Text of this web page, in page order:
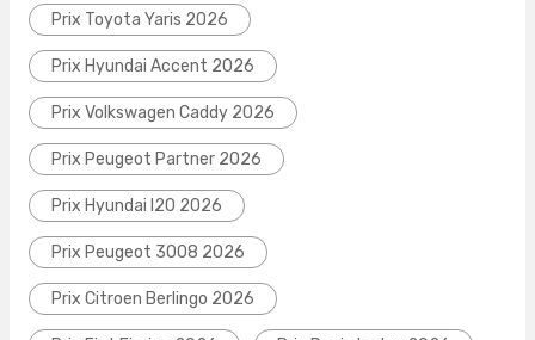
Prix Toyota Yaris 2026
Prix Hyundai Accent 2026
Prix Volkswagen Caddy 2026
Prix Peugeot Partner 2026
Prix Hyundai I20 2026
Prix Peugeot 3008 2026
Prix Citroen Berlingo 2026